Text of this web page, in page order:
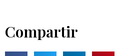
Compartir